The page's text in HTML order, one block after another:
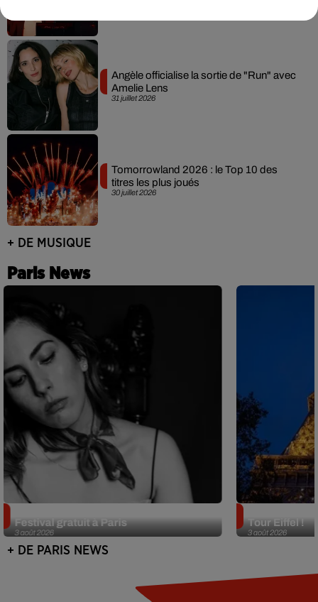
31 juillet 2026
Angèle officialise la sortie de "Run" avec
Amelie Lens
30 juillet 2026
Tomorrowland 2026 : le Top 10 des
titres les plus joués
+ DE MUSIQUE
Paris News
3 août 2026
Festival gratuit à Paris
3 août 2026
Tour Eiffel !
+ DE PARIS NEWS